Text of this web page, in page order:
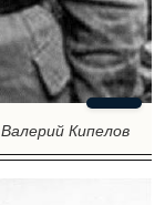
Валерий Кипелов